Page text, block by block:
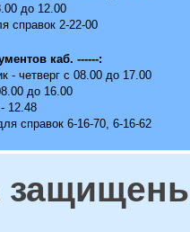
до 12.00
справок 2-22-00
каб. ------:
- четверг с 08.00 до 17.00
до 16.00
12.48
справок 6-16-70, 6-16-62